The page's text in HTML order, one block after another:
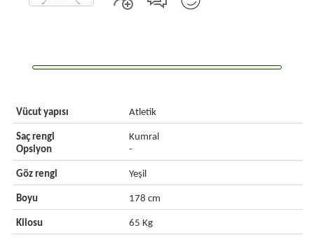
Vücut yapısı Atletik
Saç rengi
Opsiyon
Kumral
-
Göz rengi Yeşil
Boyu 178 cm
Kilosu 65 Kg